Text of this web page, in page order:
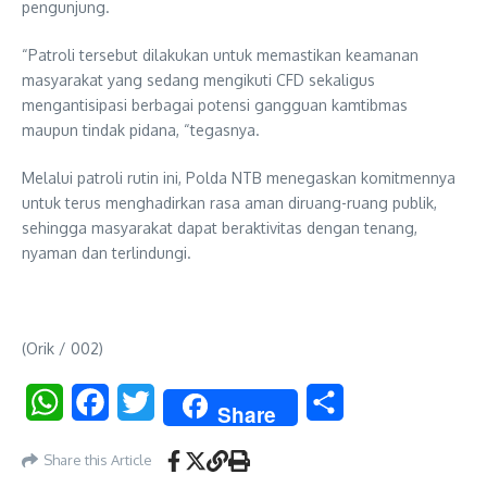
pengunjung.
“Patroli tersebut dilakukan untuk memastikan keamanan
masyarakat yang sedang mengikuti CFD sekaligus
mengantisipasi berbagai potensi gangguan kamtibmas
maupun tindak pidana, “tegasnya.
Melalui patroli rutin ini, Polda NTB menegaskan komitmennya
untuk terus menghadirkan rasa aman diruang-ruang publik,
sehingga masyarakat dapat beraktivitas dengan tenang,
nyaman dan terlindungi.
(Orik / 002)
WhatsAppFacebookTwitter Share
Share this Article